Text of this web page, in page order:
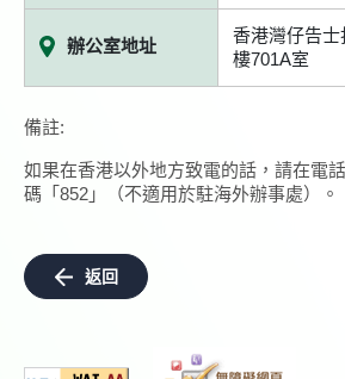
辦公室地址
香港灣仔告
樓701A室
備註:
如果在香港以外地方致電的話，請在電
碼「852」（不適用於駐海外辦事處）。
返回